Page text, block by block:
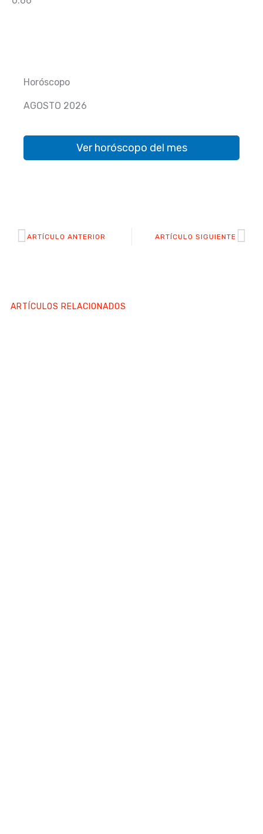
Horóscopo
AGOSTO 2026
Ver horóscopo del mes
Prev
ARTÍCULO ANTERIOR ARTÍCULO SIGUIENTE
ARTÍCULOS RELACIONADOS